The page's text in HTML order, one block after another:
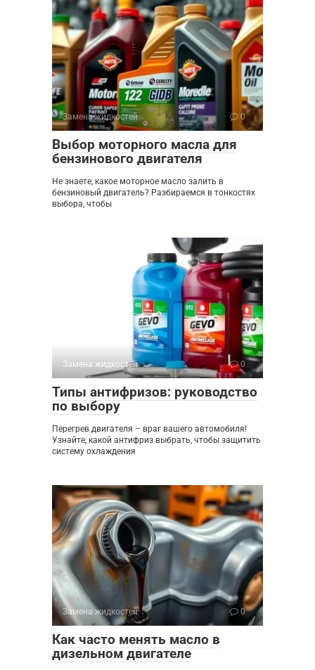
Замена жидкостей 0
Выбор моторного масла для
бензинового двигателя
Не знаете, какое моторное масло залить в
бензиновый двигатель? Разбираемся в тонкостях
выбора, чтобы
Замена жидкостей 0
Типы антифризов: руководство
по выбору
Перегрев двигателя – враг вашего автомобиля!
Узнайте, какой антифриз выбрать, чтобы защитить
систему охлаждения
Замена жидкостей 0
Как часто менять масло в
дизельном двигателе